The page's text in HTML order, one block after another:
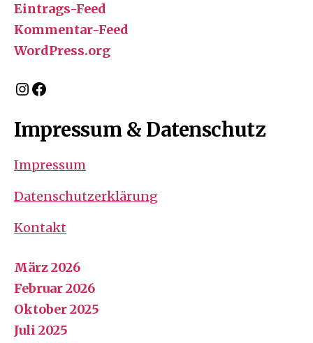
Eintrags-Feed
Kommentar-Feed
WordPress.org
Instagram
Facebook
Impressum & Datenschutz
Impressum
Datenschutzerklärung
Kontakt
März 2026
Februar 2026
Oktober 2025
Juli 2025